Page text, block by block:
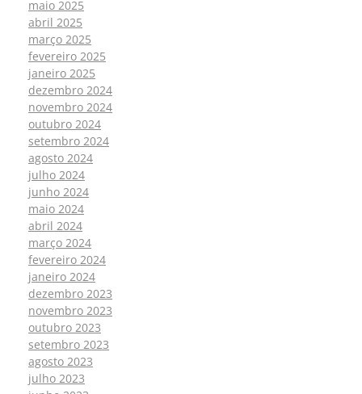
maio 2025
abril 2025
março 2025
fevereiro 2025
janeiro 2025
dezembro 2024
novembro 2024
outubro 2024
setembro 2024
agosto 2024
julho 2024
junho 2024
maio 2024
abril 2024
março 2024
fevereiro 2024
janeiro 2024
dezembro 2023
novembro 2023
outubro 2023
setembro 2023
agosto 2023
julho 2023